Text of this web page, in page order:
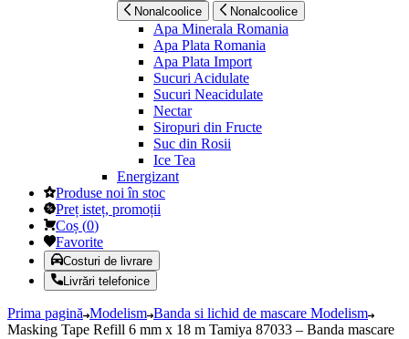
Nonalcoolice Nonalcoolice
Apa Minerala Romania
Apa Plata Romania
Apa Plata Import
Sucuri Acidulate
Sucuri Neacidulate
Nectar
Siropuri din Fructe
Suc din Rosii
Ice Tea
Energizant
Produse noi în stoc
Preț isteț, promoții
Coș (0)
Favorite
Costuri de livrare
Livrări telefonice
Prima pagină Modelism Banda si lichid de mascare Modelism
Masking Tape Refill 6 mm x 18 m Tamiya 87033 – Banda mascare